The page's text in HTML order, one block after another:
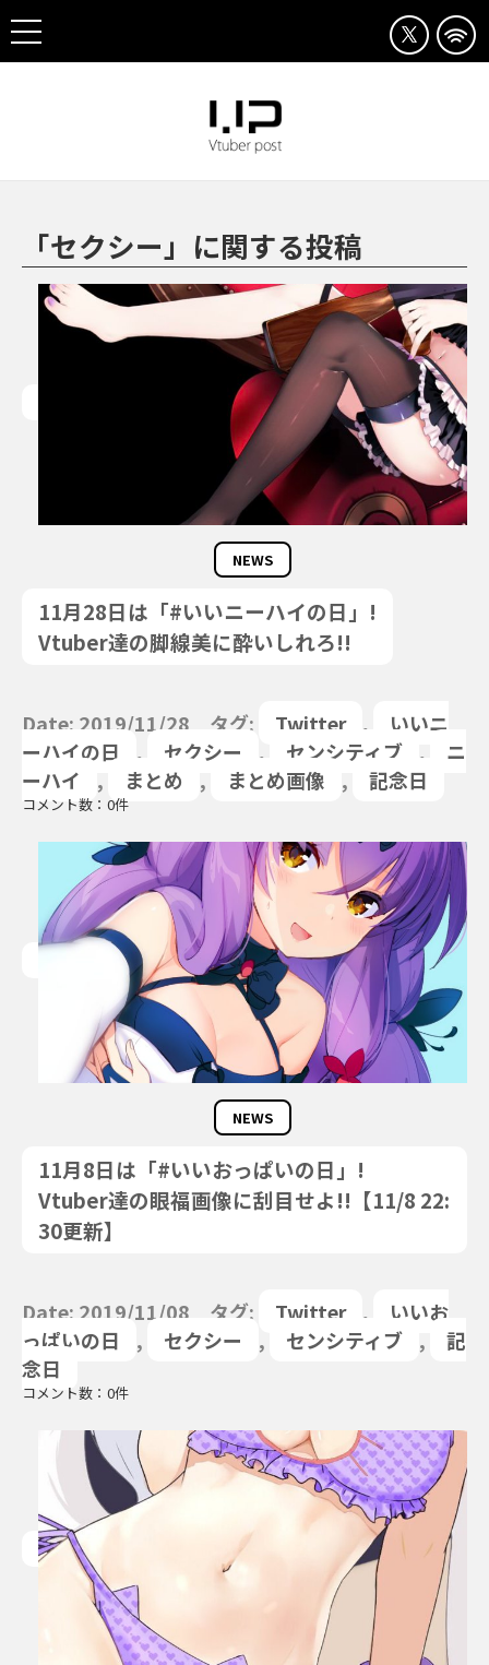
「セクシー」に関する投稿
NEWS
11月28日は「#いいニーハイの日」!
Vtuber達の脚線美に酔いしれろ!!
Date: 2019/11/28 タグ: Twitter ,
いいニ
ーハイの日
, セクシー , センシティブ ,
ニ
ーハイ
, まとめ , まとめ画像 , 記念日
コメント数：0件
NEWS
11月8日は「#いいおっぱいの日」!
Vtuber達の眼福画像に刮目せよ!!【11/8 22:
30更新】
Date: 2019/11/08 タグ: Twitter ,
いいお
っぱいの日
, セクシー , センシティブ ,
記
念日
コメント数：0件